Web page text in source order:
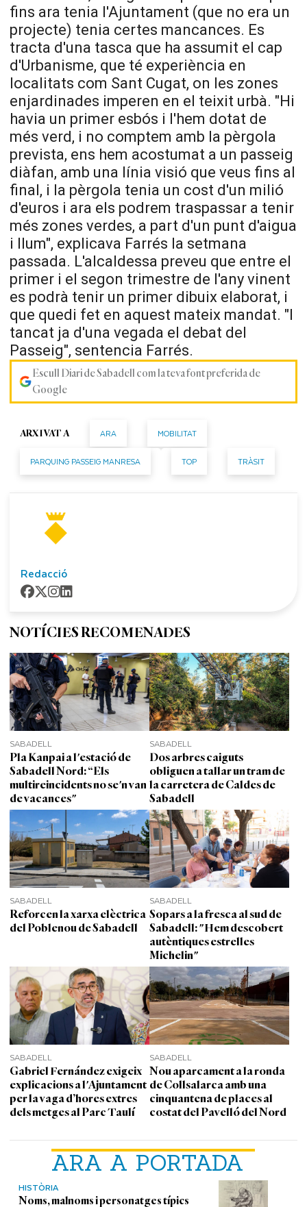
ARA A PORTADA
HISTÒRIA
Noms, malnoms i personatges típics
fins ara tenia l'Ajuntament (que no era un
projecte) tenia certes mancances. Es
tracta d'una tasca que ha assumit el cap
d'Urbanisme, que té experiència en
localitats com Sant Cugat, on les zones
enjardinades imperen en el teixit urbà. "Hi
havia un primer esbós i l'hem dotat de
més verd, i no comptem amb la pèrgola
prevista, ens hem acostumat a un passeig
diàfan, amb una línia visió que veus fins al
final, i la pèrgola tenia un cost d'un milió
d'euros i ara els podrem traspassar a tenir
més zones verdes, a part d'un punt d'aigua
i llum", explicava Farrés la setmana
passada. L'alcaldessa preveu que entre el
primer i el segon trimestre de l'any vinent
es podrà tenir un primer dibuix elaborat, i
que quedi fet en aquest mateix mandat. "I
tancat ja d'una vegada el debat del
Passeig", sentencia Farrés.
Escull Diari de Sabadell com la teva font preferida de
Google
ARXIVAT A ARA MOBILITAT
PARQUING PASSEIG MANRESA TOP TRÀSIT
Redacció
NOTÍCIES RECOMENADES
SABADELL
Pla Kanpai a l'estació de
Sabadell Nord: “Els
multireincidents no se'n van
de vacances"
SABADELL
Dos arbres caiguts
obliguen a tallar un tram de
la carretera de Caldes de
Sabadell
SABADELL
Reforcen la xarxa elèctrica
del Poblenou de Sabadell
SABADELL
Sopars a la fresca al sud de
Sabadell: "Hem descobert
autèntiques estrelles
Michelin"
SABADELL
Gabriel Fernández exigeix
explicacions a l'Ajuntament
per la vaga d’hores extres
dels metges al Parc Taulí
SABADELL
Nou aparcament a la ronda
de Collsalarca amb una
cinquantena de places al
costat del Pavelló del Nord